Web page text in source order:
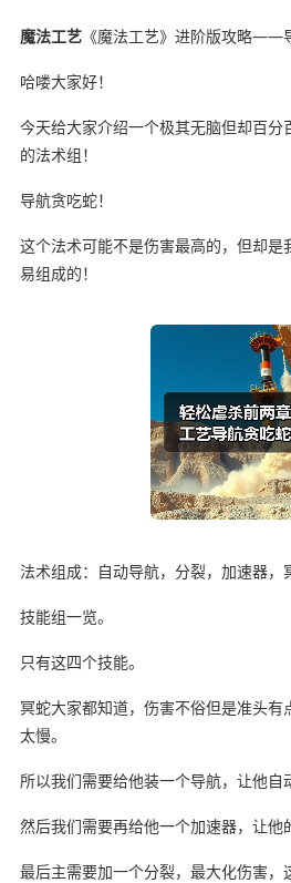
魔法工艺《魔法工艺》进阶版攻略——
哈喽大家好！
今天给大家介绍一个极其无脑但却百分
的法术组！
导航贪吃蛇！
这个法术可能不是伤害最高的，但却是
易组成的！
法术组成：自动导航，分裂，加速器，
技能组一览。
只有这四个技能。
冥蛇大家都知道，伤害不俗但是准头
太慢。
所以我们需要给他装一个导航，让他自
然后我们需要再给他一个加速器，让他
最后主需要加一个分裂，最大化伤害，